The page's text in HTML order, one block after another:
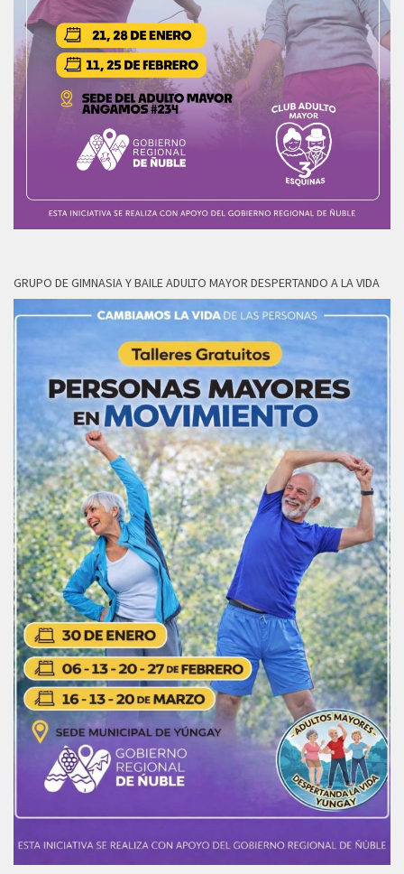
GRUPO DE GIMNASIA Y BAILE ADULTO MAYOR DESPERTANDO A LA VIDA